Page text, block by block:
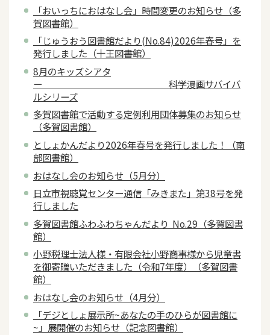
「おいっちにおはなし会」時間変更のお知らせ（多
賀図書館）
「じゅうおう図書館だより(No.84)2026年春号」を
発行しました（十王図書館）
8月のキッズシアタ
ー 科学漫画サバイバ
ルシリーズ
多賀図書館で活動する定例利用団体募集のお知らせ
（多賀図書館）
としょかんだより2026年春号を発行しました！（南
部図書館）
おはなし会のお知らせ（5月分）
日立市視聴覚センター通信「みきまた」第38号を発
行しました
多賀図書館ふわふわちゃんだより No.29（多賀図書
館）
小野税理士法人様・有限会社小野商事様から児童書
を御寄贈いただきました（令和7年度）（多賀図書
館）
おはなし会のお知らせ（4月分）
「デジとしょ展示所~あなたの手のひらが図書館に
~」展開催のお知らせ（記念図書館）